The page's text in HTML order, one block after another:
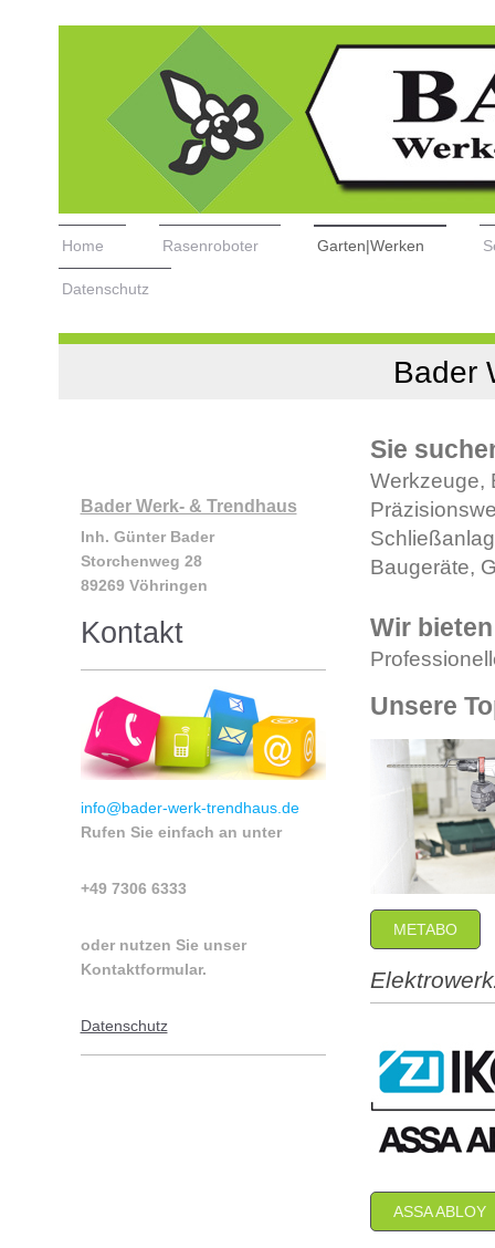
Home Rasenroboter Garten|Werken
Datenschutz
Bader
Sie
Werkzeuge,
Baugeräte,
Wir
Unsere
METABO
ASSA ABLOY
Bader Werk- & Trendhaus
Inh. Günter Bader
Storchenweg 28
89269 Vöhringen
Kontakt
info@bader-werk-trendhaus.de
Rufen Sie einfach an unter
+49 7306 6333
oder nutzen Sie unser
Kontaktformular.
Datenschutz